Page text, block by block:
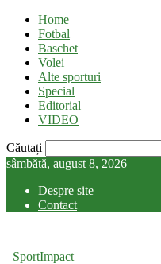
Home
Fotbal
Baschet
Volei
Alte sporturi
Special
Editorial
VIDEO
Căutați
sâmbătă, august 8, 2026
Despre site
Contact
SportImpact